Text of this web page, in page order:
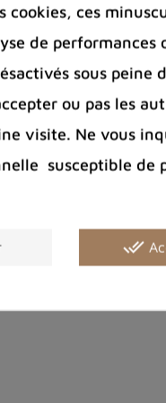
cookies, ces
de performances
sous peine
ou pas les
visite. Ne vous
susceptible de
done_all